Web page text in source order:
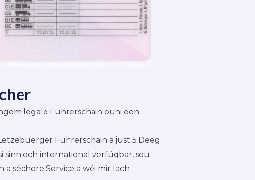
legale Führerschäin ouni een
Führerschäin a just 5 Deeg
sinn och international verfügbar, sou
séchere Service a wéi mir Iech